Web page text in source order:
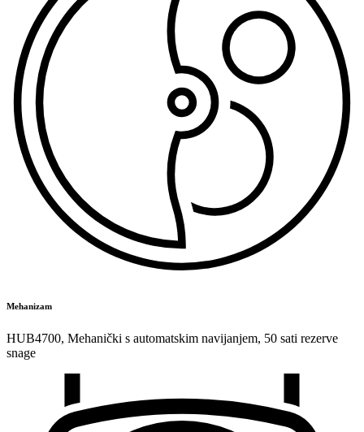
Mehanizam
HUB4700, Mehanički s automatskim navijanjem, 50 sati rezerve
snage